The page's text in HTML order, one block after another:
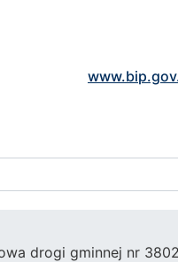
drogi gminnej nr